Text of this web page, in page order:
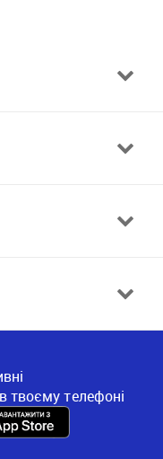
твоєму телефоні